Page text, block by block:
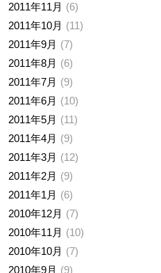
2011年11月
6
2011年10月
11
2011年9月
7
2011年8月
6
2011年7月
9
2011年6月
10
2011年5月
11
2011年4月
9
2011年3月
12
2011年2月
9
2011年1月
6
2010年12月
7
2010年11月
10
2010年10月
7
2010年9月
9